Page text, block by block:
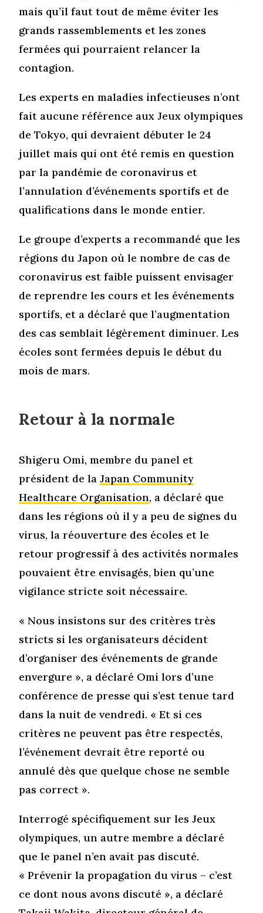
mais qu’il faut tout de même éviter les
grands rassemblements et les zones
fermées qui pourraient relancer la
contagion.
Les experts en maladies infectieuses n’ont
fait aucune référence aux Jeux olympiques
de Tokyo, qui devraient débuter le 24
juillet mais qui ont été remis en question
par la pandémie de coronavirus et
l’annulation d’événements sportifs et de
qualifications dans le monde entier.
Le groupe d’experts a recommandé que les
régions du Japon où le nombre de cas de
coronavirus est faible puissent envisager
de reprendre les cours et les événements
sportifs, et a déclaré que l’augmentation
des cas semblait légèrement diminuer. Les
écoles sont fermées depuis le début du
mois de mars.
Retour à la normale
Shigeru Omi, membre du panel et
président de laJapan Community
Healthcare Organisation, a déclaré que
dans les régions où il y a peu de signes du
virus, la réouverture des écoles et le
retour progressif à des activités normales
pouvaient être envisagés, bien qu’une
vigilance stricte soit nécessaire.
« Nous insistons sur des critères très
stricts si les organisateurs décident
d’organiser des événements de grande
envergure », a déclaré Omi lors d’une
conférence de presse qui s’est tenue tard
dans la nuit de vendredi. « Et si ces
critères ne peuvent pas être respectés,
l’événement devrait être reporté ou
annulé dès que quelque chose ne semble
pas correct ».
Interrogé spécifiquement sur les Jeux
olympiques, un autre membre a déclaré
que le panel n’en avait pas discuté.
« Prévenir la propagation du virus – c’est
ce dont nous avons discuté », a déclaré